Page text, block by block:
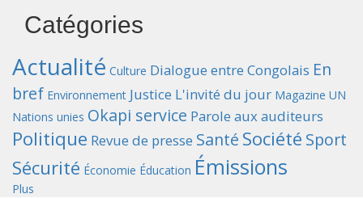
Catégories
Actualité Culture Dialogue entre Congolais En
bref Environnement Justice L'invité du jour Magazine UN
Nations unies Okapi service Parole aux auditeurs
Politique Revue de presse Santé Société Sport
Sécurité Économie Éducation Émissions
Plus